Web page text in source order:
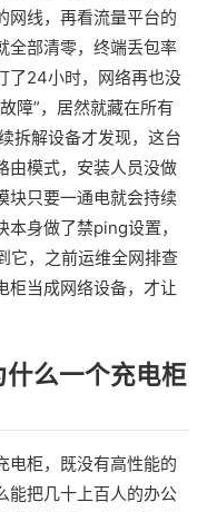
网线，再看流量平台的
全部清零，终端丢包率
了24小时，网络再也没
障”，居然就藏在所有
拆解设备才发现，这台
由模式，安装人员没做
块只要一通电就会持续
身做了禁ping设置，
它，之前运维全网排查
柜当成网络设备，才让
么一个充电柜
电柜，既没有高性能的
能把几十上百人的办公